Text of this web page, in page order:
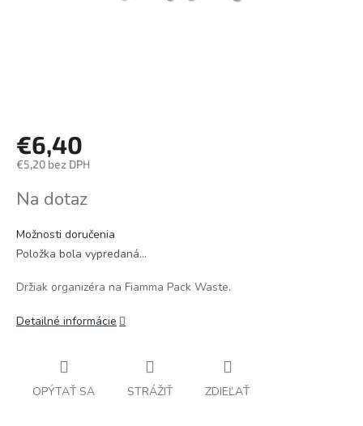
€6,40
€5,20 bez DPH
cena:
Na dotaz
Možnosti doručenia
Položka bola vypredaná…
Držiak organizéra na Fiamma Pack Waste.
Detailné informácie
OPÝTAŤ SA STRÁŽIŤ ZDIEĽAŤ